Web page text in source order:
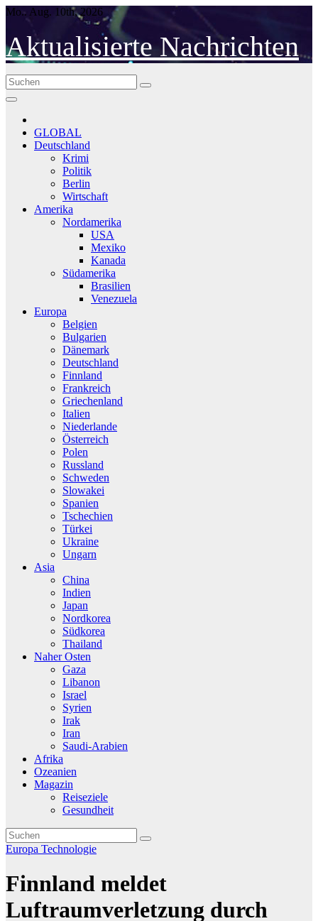
Skip
content
Mo.. Aug. 10th, 2026
Aktualisierte Nachrichten
GLOBAL
Deutschland
Krimi
Politik
Berlin
Wirtschaft
Amerika
Nordamerika
USA
Mexiko
Kanada
Südamerika
Brasilien
Venezuela
Europa
Belgien
Bulgarien
Dänemark
Deutschland
Finnland
Frankreich
Griechenland
Italien
Niederlande
Österreich
Polen
Russland
Schweden
Slowakei
Spanien
Tschechien
Türkei
Ukraine
Ungarn
Asia
China
Indien
Japan
Nordkorea
Südkorea
Thailand
Naher Osten
Gaza
Libanon
Israel
Syrien
Irak
Iran
Saudi-Arabien
Afrika
Ozeanien
Magazin
Reiseziele
Gesundheit
Europa Technologie
Finnland meldet
Luftraumverletzung durch